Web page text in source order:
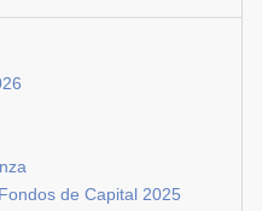
de Capital 2025